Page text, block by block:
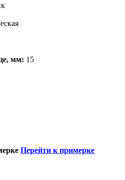
мм: 15
Перейти к примерке